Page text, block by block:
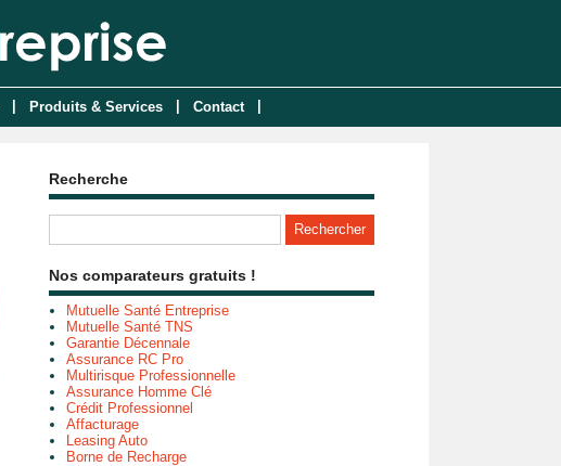
Produits & Services Contact
Recherche
Nos comparateurs gratuits !
Mutuelle Santé Entreprise
Mutuelle Santé TNS
Garantie Décennale
Assurance RC Pro
Multirisque Professionnelle
Assurance Homme Clé
Crédit Professionnel
Affacturage
Leasing Auto
Borne de Recharge